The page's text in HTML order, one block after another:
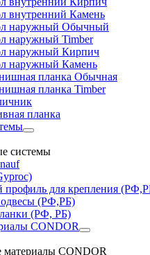
внутренний Камень
наружный Обычный
наружный Timber
наружный Кирпич
наружный Камень
планка Обычная
планка Timber
планка
системы
профиль для крепления
(РФ,РБ)
(РФ, РБ)
CONDOR
материалы CONDOR